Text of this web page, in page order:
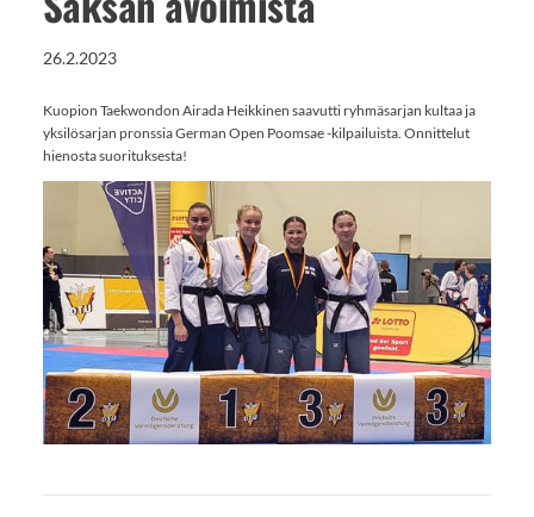
26.2.2023
Kuopion Taekwondon Airada Heikkinen saavutti ryhmäsarjan kultaa ja
yksilösarjan pronssia German Open Poomsae -kilpailuista. Onnittelut
hienosta suorituksesta!